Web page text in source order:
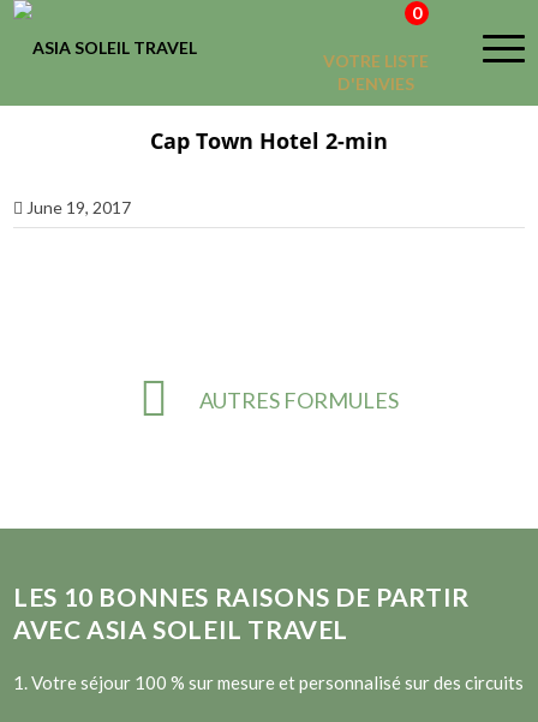
VOTRE LISTE
D'ENVIES
0
Cap Town Hotel 2-min
June 19, 2017
AUTRES FORMULES
LES 10 BONNES RAISONS DE PARTIR
AVEC ASIA SOLEIL TRAVEL
1. Votre séjour 100 % sur mesure et personnalisé sur des circuits